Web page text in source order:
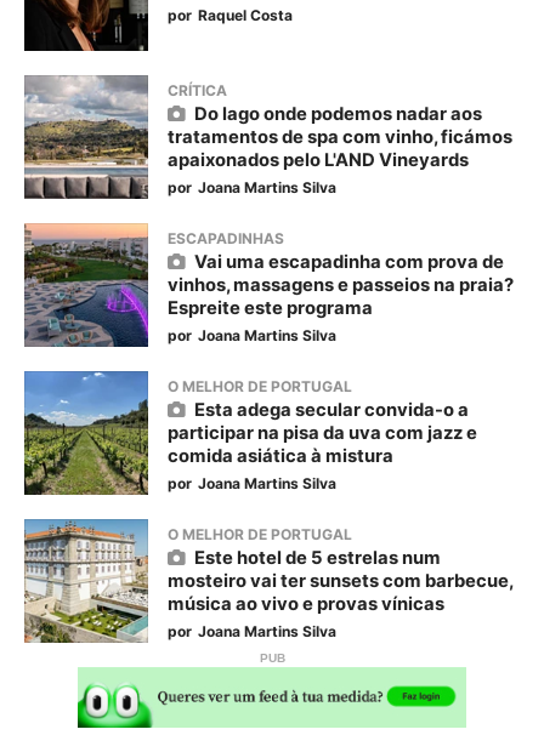
por Raquel Costa
CRÍTICA
Do lago onde podemos nadar aos
tratamentos de spa com vinho, ficámos
apaixonados pelo L'AND Vineyards
por Joana Martins Silva
ESCAPADINHAS
Vai uma escapadinha com prova de
vinhos, massagens e passeios na praia?
Espreite este programa
por Joana Martins Silva
O MELHOR DE PORTUGAL
Esta adega secular convida-o a
participar na pisa da uva com jazz e
comida asiática à mistura
por Joana Martins Silva
O MELHOR DE PORTUGAL
Este hotel de 5 estrelas num
mosteiro vai ter sunsets com barbecue,
música ao vivo e provas vínicas
por Joana Martins Silva